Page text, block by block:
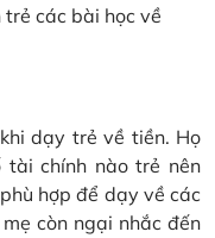
các bài học về
dạy trẻ về tiền. Họ
tài chính nào trẻ nên
hợp để dạy về các
còn ngại nhắc đến